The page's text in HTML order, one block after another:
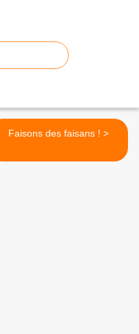
Faisons des faisans ! >